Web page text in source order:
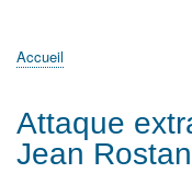
Accueil
ActualitésMATh.en.JEANS ?
Régions et Ateliers
Créer, gérer un
Sujets/Publications
Congrès
d'Ariane
Accueil
Attaque
Jean